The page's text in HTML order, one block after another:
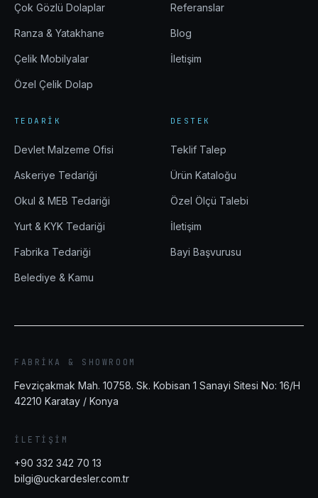
Çok Gözlü Dolaplar
Ranza & Yatakhane
Çelik Mobilyalar
Özel Çelik Dolap
Referanslar
Blog
İletişim
TEDARIK
Devlet Malzeme Ofisi
Askeriye Tedariği
Okul & MEB Tedariği
Yurt & KYK Tedariği
Fabrika Tedariği
Belediye & Kamu
DESTEK
Teklif Talep
Ürün Kataloğu
Özel Ölçü Talebi
İletişim
Bayi Başvurusu
FABRIKA & SHOWROOM
Fevziçakmak Mah. 10758. Sk. Kobisan 1 Sanayi Sitesi No: 16/H
42210 Karatay / Konya
İLETIŞIM
+90 332 342 70 13
bilgi@uckardesler.com.tr